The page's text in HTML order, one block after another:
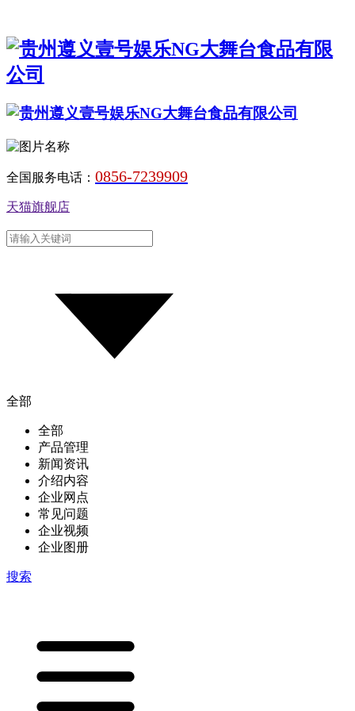
全国服务电话： 0856-7239909
天猫旗舰店
全部
全部
产品管理
新闻资讯
介绍内容
企业网点
常见问题
企业视频
企业图册
搜索